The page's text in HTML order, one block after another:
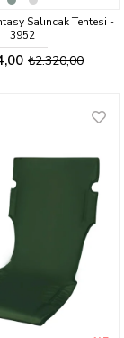
Salıncak Tentesi -
3952
₺2.320,00